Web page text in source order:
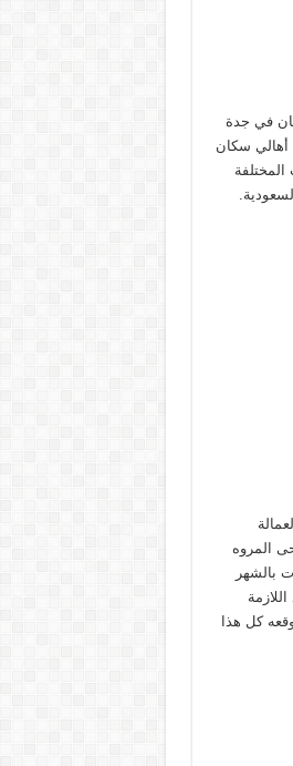
في جدة
أهالي سكان
المروه
بالشهر
كل هذا